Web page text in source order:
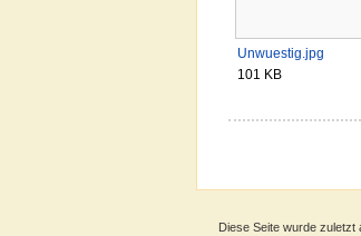
Unwuestig.jpg
101 KB
Diese Seite wurde zuletzt